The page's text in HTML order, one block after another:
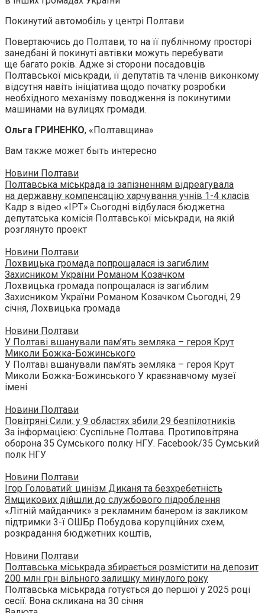
Покинутий автомобіль у центрі Полтави
Повертаючись до Полтави, то на її публічному просторі
занедбані й покинуті автівки можуть перебувати
ще багато років. Адже зі сторони посадовців
Полтавської міськради, її депутатів та членів виконкому
відсутня навіть ініціатива щодо початку розробки
необхідного механізму поводження із покинутими
машинами на вулицях громади.
Ольга ГРИНЕНКО, «Полтавщина»
Вам также может быть интересно
Новини Полтави
Полтавська міськрада із запізненням відреагувала
на державну компенсацію харчування учнів 1-4 класів
Кадр з відео «ІРТ» Сьогодні відбулася бюджетна
депутатська комісія Полтавської міськради, на якій
розглянуто проект
Новини Полтави
Лохвицька громада попрощалася із загиблим
Захисником України Романом Козачком
Лохвицька громада попрощалася із загиблим
Захисником України Романом Козачком Сьогодні, 29
січня, Лохвицька громада
Новини Полтави
У Полтаві вшанували пам’ять земляка – героя Крут
Миколи Божка-Божинського
У Полтаві вшанували пам’ять земляка – героя Крут
Миколи Божка-Божинського У краєзнавчому музеї
імені
Новини Полтави
Повітряні Сили: у 9 областях збили 29 безпілотників
За інформацією: Суспільне Полтава. Протиповітряна
оборона 35 Сумського полку НГУ. Facebook/35 Сумський
полк НГУ
Новини Полтави
Ігор Головатий: цинізм Диканя та безхребетність
Ямщикових дійшли до службового підроблення
«Літній майданчик» з рекламним банером із закликом
підтримки 3-ї ОШБр Побудова корупційних схем,
розкрадання бюджетних коштів,
Новини Полтави
Полтавська міськрада збирається розмістити на депозит
200 млн грн вільного залишку минулого року
Полтавська міськрада готується до першої у 2025 році
сесії. Вона скликана на 30 січня